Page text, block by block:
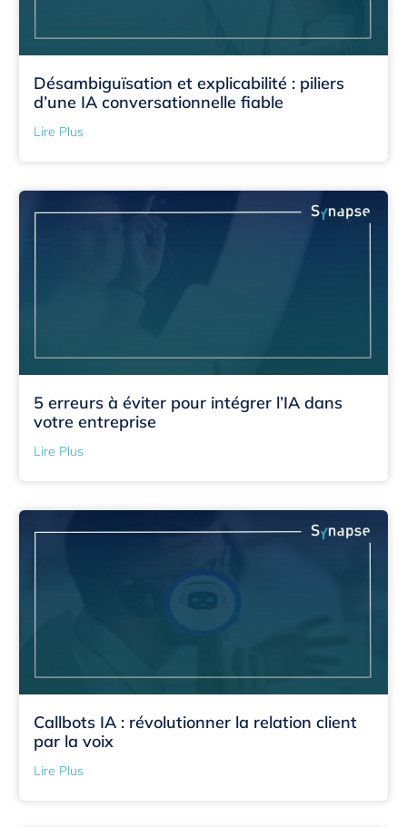
Désambiguïsation et explicabilité : piliers
d’une IA conversationnelle fiable
Lire Plus
5 erreurs à éviter pour intégrer l’IA dans
votre entreprise
Lire Plus
Callbots IA : révolutionner la relation client
par la voix
Lire Plus